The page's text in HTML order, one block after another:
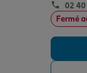
02
Fermé